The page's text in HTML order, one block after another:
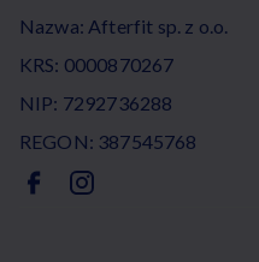
Nazwa: Afterfit sp. z o.o.
KRS: 0000870267
NIP: 7292736288
REGON: 387545768